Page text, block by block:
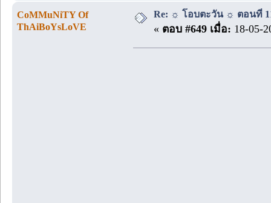
CoMMuNiTY Of
ThAiBoYsLoVE
Re: ☼ โอบตะวัน ☼ ตอนที่ 11
« ตอบ #649 เมื่อ: 18-05-